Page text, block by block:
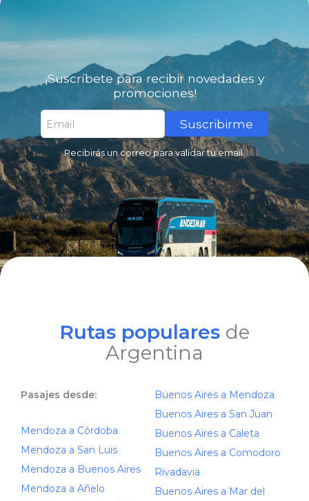
¡Suscríbete para recibir novedades y
promociones!
Suscribirme
Recibirás un correo para validar tu email.
Rutas populares de
Argentina
Pasajes desde:
Mendoza a Córdoba
Mendoza a San Luis
Mendoza a Buenos Aires
Mendoza a Añelo
Buenos Aires a Mendoza
Buenos Aires a San Juan
Buenos Aires a Caleta
Buenos Aires a Comodoro
Rivadavia
Buenos Aires a Mar del